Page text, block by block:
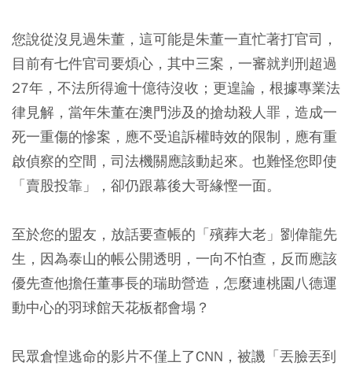
您說從沒見過朱董，這可能是朱董一直忙著打官司，
目前有七件官司要煩心，其中三案，一審就判刑超過
27年，不法所得逾十億待沒收；更遑論，根據專業法
律見解，當年朱董在澳門涉及的搶劫殺人罪，造成一
死一重傷的慘案，應不受追訴權時效的限制，應有重
啟偵察的空間，司法機關應該動起來。也難怪您即使
「賣股投靠」，卻仍跟幕後大哥緣慳一面。
至於您的盟友，放話要查帳的「殯葬大老」劉偉龍先
生，因為泰山的帳公開透明，一向不怕查，反而應該
優先查他擔任董事長的瑞助營造，怎麼連桃園八德運
動中心的羽球館天花板都會塌？
民眾倉惶逃命的影片不僅上了CNN，被譏「丟臉丟到